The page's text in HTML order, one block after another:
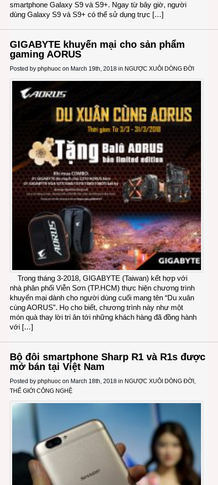
smartphone Galaxy S9 và S9+. Ngay từ bây giờ, người
dùng Galaxy S9 và S9+ có thể sử dụng trực […]
GIGABYTE khuyến mại cho sản phẩm
gaming AORUS
Posted by phphuoc on March 19th, 2018 in NGƯỢC XUÔI DÒNG ĐỜI
Trong tháng 3-2018, GIGABYTE (Taiwan) kết hợp với
nhà phân phối Viễn Sơn (TP.HCM) thực hiện chương trình
khuyến mại dành cho người dùng cuối mang tên “Du xuân
cùng AORUS”. Họ cho biết, chương trình này như một
món quà thay lời tri ân tới những khách hàng đã đồng hành
với […]
Bộ đôi smartphone Sharp R1 và R1s được
mở bán tại Việt Nam
Posted by phphuoc on March 18th, 2018 in NGƯỢC XUÔI DÒNG ĐỜI
THẾ GIỚI CÔNG NGHỆ